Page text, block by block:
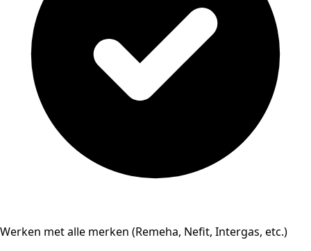
Werken met alle merken (Remeha, Nefit, Intergas, etc.)